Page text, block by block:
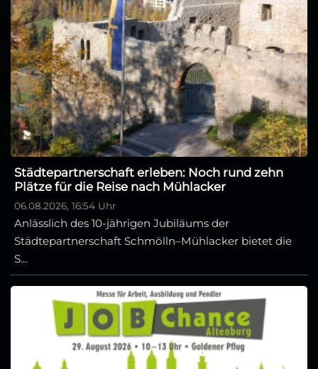
Städtepartnerschaft erleben: Noch rund zehn
Plätze für die Reise nach Mühlacker
06.08.2026, 16:54 Uhr
Anlässlich des 10-jährigen Jubiläums der
Städtepartnerschaft Schmölln–Mühlacker bietet die
S...